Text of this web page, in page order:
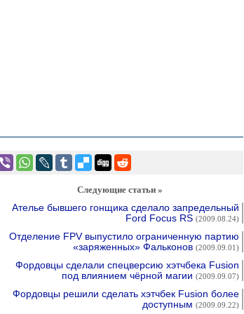
Следующие статьи »
Ателье бывшего гонщика сделало запредельный
Ford Focus RS (2009.08.24)
Отделение FPV выпустило ограниченную партию
«заряженных» Фальконов (2009.09.01)
Фордовцы сделали спецверсию хэтчбека Fusion
под влиянием чёрной магии (2009.09.07)
Фордовцы решили сделать хэтчбек Fusion более
доступным (2009.09.22)